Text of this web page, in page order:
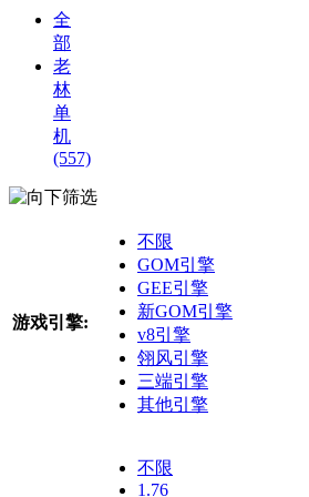
全
部
老
林
单
机
(557)
筛选
游戏引擎:
不限
GOM引擎
GEE引擎
新GOM引擎
v8引擎
翎风引擎
三端引擎
其他引擎
不限
1.76